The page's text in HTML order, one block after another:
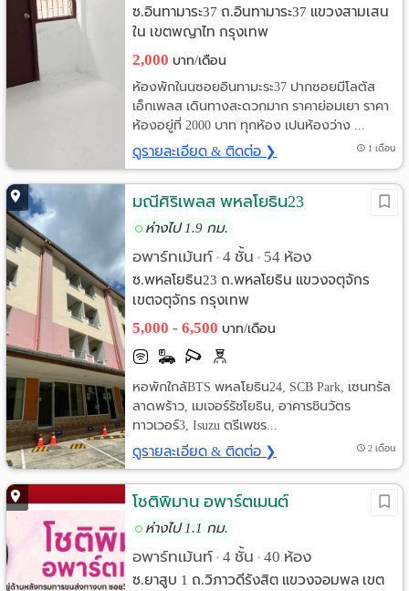
ซ.อินทามาระ37 ถ.อินทามาระ37 แขวงสามเสน
ใน เขตพญาไท กรุงเทพ
2,000 บาท/เดือน
ห้องพักในนซอยอินทามะระ37 ปากซอยมีโลตัส
เอ็กเพลส เดินทางสะดวกมาก ราคาย่อมเยา ราคา
ห้องอยู่ที่ 2000 บาท ทุกห้อง เปนห้องว่าง ...
ดูรายละเอียด & ติดต่อ ❯ 1 เดือน
มณีศิริเพลส พหลโยธิน23
ห่างไป 1.9 กม.
อพาร์ทเม้นท์ • 4 ชั้น • 54 ห้อง
ซ.พหลโยธิน23 ถ.พหลโยธิน แขวงจตุจักร
เขตจตุจักร กรุงเทพ
5,000 - 6,500 บาท/เดือน
หอพักใกล้BTS พหลโยธิน24, SCB Park, เซนทรัล
ลาดพร้าว, เมเจอร์รัชโยธิน, อาคารชินวัตร
ทาวเวอร์3, Isuzu ตรีเพชร...
ดูรายละเอียด & ติดต่อ ❯ 2 เดือน
โชติพิมาน อพาร์ตเมนต์
ห่างไป 1.1 กม.
อพาร์ทเม้นท์ • 4 ชั้น • 40 ห้อง
ซ.ยาสูบ 1 ถ.วิภาวดีรังสิต แขวงจอมพล เขต